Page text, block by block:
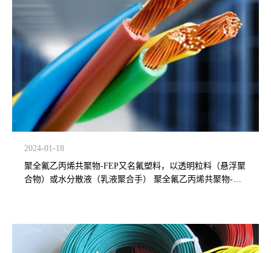
2024-01-18
聚全氟乙丙烯共聚物-FEP又名氟塑料，以透明粒料（悬浮聚
合物）或水分散液（乳液聚合手） 聚全氟乙丙烯共聚物-